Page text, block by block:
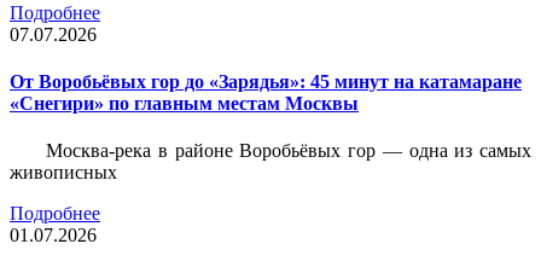
Подробнее
07.07.2026
От Воробьёвых гор до «Зарядья»: 45 минут на катамаране
«Снегири» по главным местам Москвы
Москва-река в районе Воробьёвых гор — одна из самых
живописных
Подробнее
01.07.2026